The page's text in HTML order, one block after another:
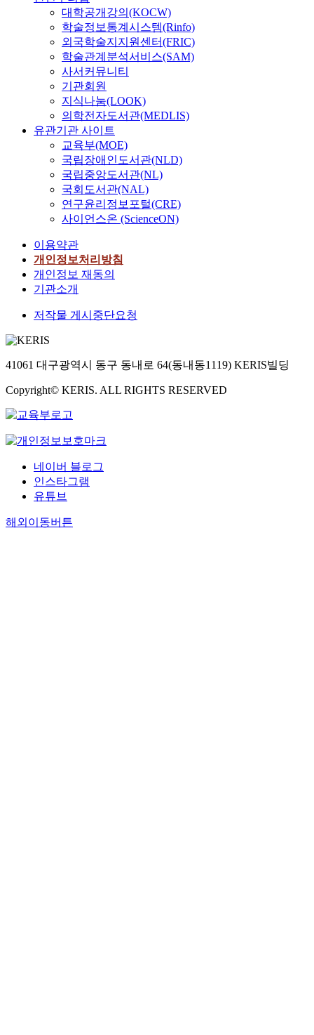
대학공개강의(KOCW)
학술정보통계시스템(Rinfo)
외국학술지지원센터(FRIC)
학술관계분석서비스(SAM)
사서커뮤니티
기관회원
지식나눔(LOOK)
의학전자도서관(MEDLIS)
유관기관 사이트
교육부(MOE)
국립장애인도서관(NLD)
국립중앙도서관(NL)
국회도서관(NAL)
연구윤리정보포털(CRE)
사이언스온 (ScienceON)
이용약관
개인정보처리방침
개인정보 재동의
기관소개
저작물 게시중단요청
41061 대구광역시 동구 동내로 64(동내동1119) KERIS빌딩
Copyright© KERIS. ALL RIGHTS RESERVED
네이버 블로그
인스타그램
유튜브
해외이동버튼